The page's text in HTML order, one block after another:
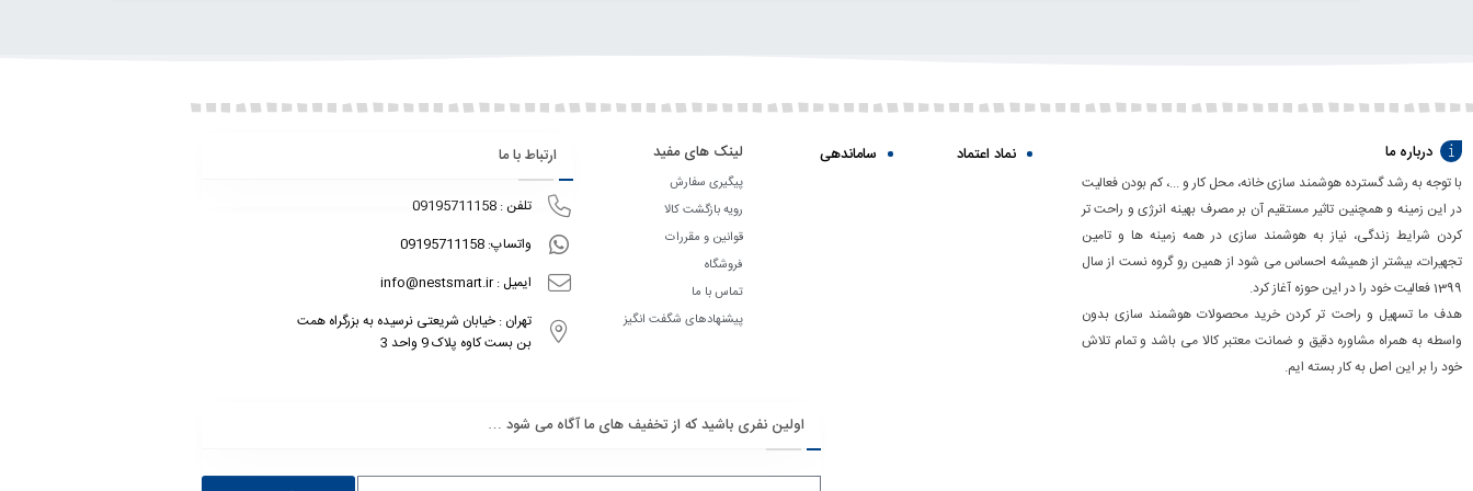
درباره ما
با توجه به رشد گسترده هوشمند سازی خانه، محل کار و ...، کم بودن فعالیت
در این زمینه و همچنین تاثیر مستقیم آن بر مصرف بهینه انرژی و راحت تر
کردن شرایط زندگی، نیاز به هوشمند سازی در همه زمینه ها و تامین
تجهیرات، بیشتر از همیشه احساس می شود از همین رو گروه نست از سال
1399 فعالیت خود را در این حوزه آغاز کرد.
هدف ما تسهیل و راحت تر کردن خرید محصولات هوشمند سازی بدون
واسطه به همراه مشاوره دقیق و ضمانت معتبر کالا می باشد و تمام تلاش
خود را بر این اصل به کار بسته ایم.
نماد اعتماد ساماندهی لینک های مفید
پیگیری سفارش
رویه بازگشت کالا
قوانین و مقررات
فروشگاه
تماس با ما
پیشنهادهای شگفت انگیز
ارتباط با ما
تلفن : 09195711158
واتساپ: 09195711158
ایمیل : info@nestsmart.ir
تهران : خیابان شریعتی نرسیده به بزرگراه همت
بن بست کاوه پلاک 9 واحد 3
اولین نفری باشید که از تخفیف های ما آگاه می شود …